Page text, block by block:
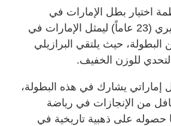
اختيار بطل الإمارات في
الجوجيتسو زايد الكثيري (23 عاماً) ليمثل الإمارات في
البطولة، حيث يلتقي البرازيلي
للوزن الخفيف.
إماراتي يشارك في هذه البطولة،
من الإنجازات في رياضة
حصوله على ذهبية تاريخية في